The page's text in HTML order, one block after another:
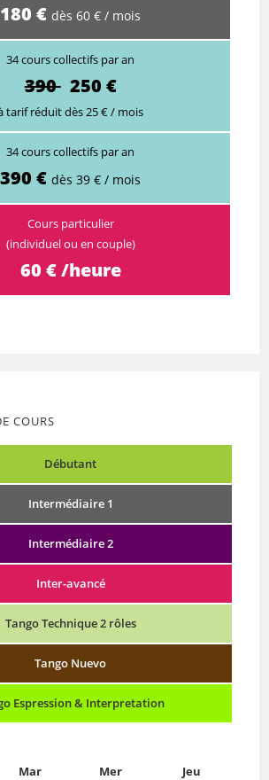
180 €dès 60 € / mois
34 cours collectifs par an
390250 €
tarif réduit dès 25 € / mois
34 cours collectifs par an
390 €dès 39 € / mois
Cours particulier
(individuel ou en couple)
60 € /heure
COURS
Débutant
Intermédiaire 1
Intermédiaire 2
Inter-avancé
Tango Technique 2 rôles
Tango Nuevo
Espression & Interpretation
Mar Mer Jeu